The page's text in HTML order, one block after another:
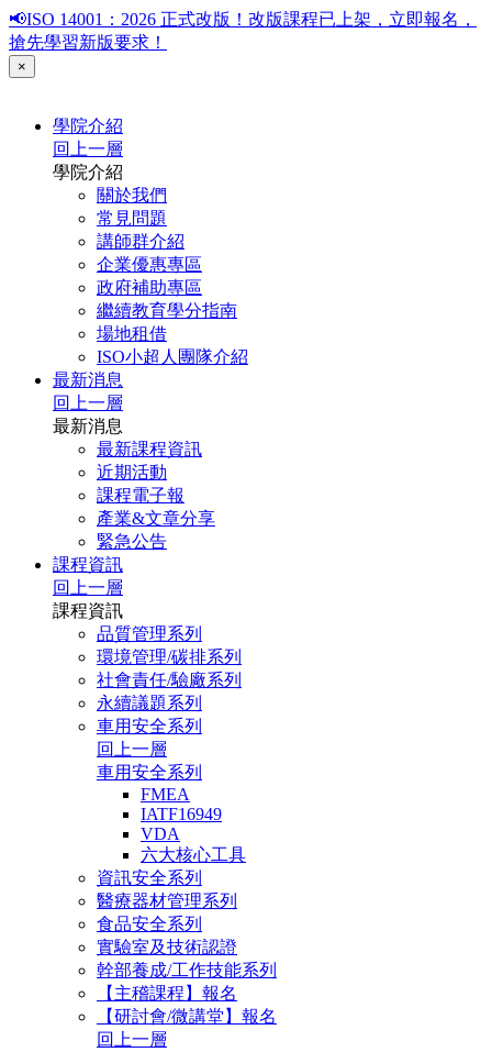
📢ISO 14001：2026 正式改版！改版課程已上架，立即報名，
搶先學習新版要求！
×
學院介紹
回上一層
學院介紹
關於我們
常見問題
講師群介紹
企業優惠專區
政府補助專區
繼續教育學分指南
場地租借
ISO小超人團隊介紹
最新消息
回上一層
最新消息
最新課程資訊
近期活動
課程電子報
產業&文章分享
緊急公告
課程資訊
回上一層
課程資訊
品質管理系列
環境管理/碳排系列
社會責任/驗廠系列
永續議題系列
車用安全系列
回上一層
車用安全系列
FMEA
IATF16949
VDA
六大核心工具
資訊安全系列
醫療器材管理系列
食品安全系列
實驗室及技術認證
幹部養成/工作技能系列
【主稽課程】報名
【研討會/微講堂】報名
回上一層